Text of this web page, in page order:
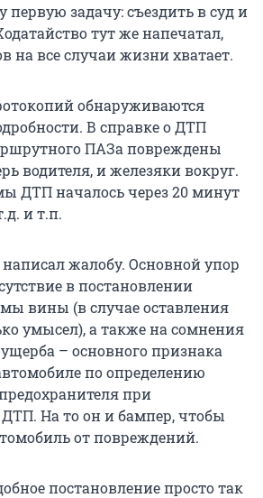
задачу: съездить в суд и
тут же напечатал,
на все случаи жизни хватает.
обнаруживаются
В справке о ДТП
ПАЗа повреждены
водителя, и железяки вокруг.
ДТП началось через 20 минут
и т.п.
жалобу. Основной упор
в постановлении
вины (в случае оставления
умысел), а также на сомнения
– основного признака
по определению
при
На то он и бампер, чтобы
от повреждений.
постановление просто так